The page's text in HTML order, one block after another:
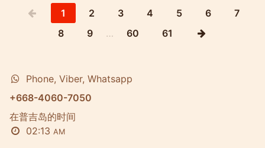
1 2 3 4 5 6
7
8
9 … 60 61
Phone, Viber, Whatsapp
+668-4060-7050
在普吉岛的时间
02:13 AM